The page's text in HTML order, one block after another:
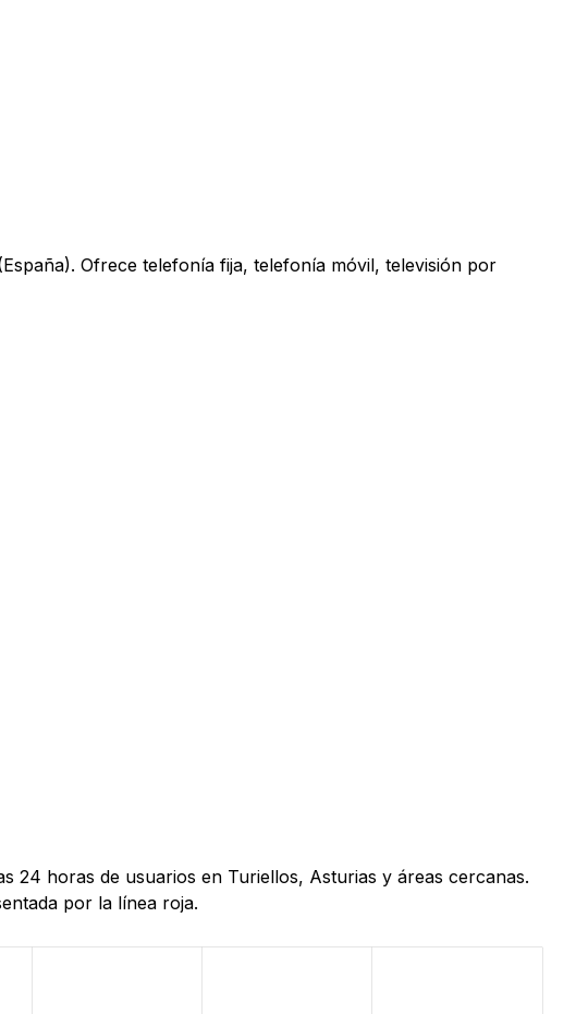
Ofrece telefonía fija, telefonía móvil, televisión por
24 horas de usuarios en Turiellos, Asturias y áreas cercanas.
por la línea roja.